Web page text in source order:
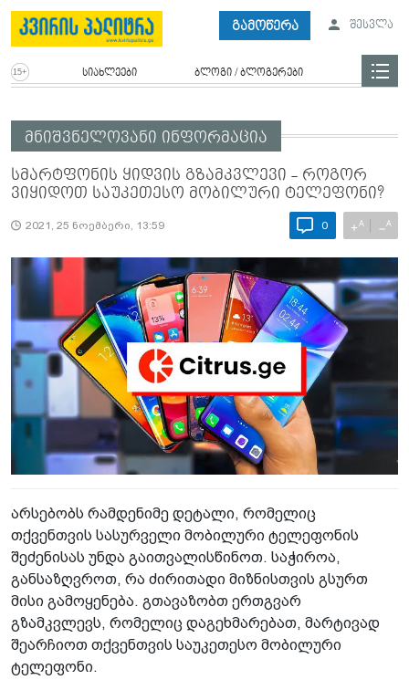
გამოწერა შესვლა
სიახლეები ბლოგი / ბლოგერები
მნიშვნელოვანი ინფორმაცია
სმარტფონის ყიდვის გზამკვლევი - როგორ
ვიყიდოთ საუკეთესო მობილური ტელეფონი?
2021, 25 ნოემბერი, 13:59 0 +A −A
არსებობს რამდენიმე დეტალი, რომელიც
თქვენთვის სასურველი მობილური ტელეფონის
შეძენისას უნდა გაითვალისწინოთ. საჭიროა,
განსაზღვროთ, რა ძირითადი მიზნისთვის გსურთ
მისი გამოყენება. გთავაზობთ ერთგვარ
გზამკვლევს, რომელიც დაგეხმარებათ, მარტივად
შეარჩიოთ თქვენთვის საუკეთესო მობილური
ტელეფონი.